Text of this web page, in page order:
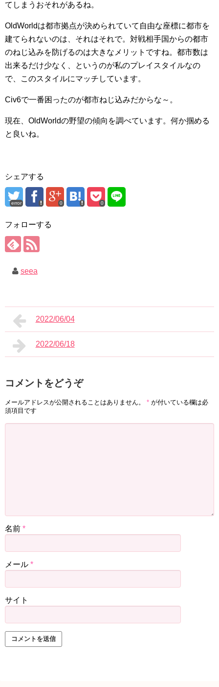
てしまうおそれがあるね。
OldWorldは都市拠点が決められていて自由な座標に都市を
建てられないのは、それはそれで。対戦相手国からの都市
のねじ込みを防げるのは大きなメリットですね。都市数は
出来るだけ少なく、というのが私のプレイスタイルなの
で、このスタイルにマッチしています。
Civ6で一番困ったのが都市ねじ込みだからな～。
現在、OldWorldの野望の傾向を調べています。何か掴める
と良いね。
シェアする
error 0 0
フォローする
seea
2022/06/04
2022/06/18
コメントをどうぞ
メールアドレスが公開されることはありません。 * が付いている欄は必
須項目です
名前 *
メール *
サイト